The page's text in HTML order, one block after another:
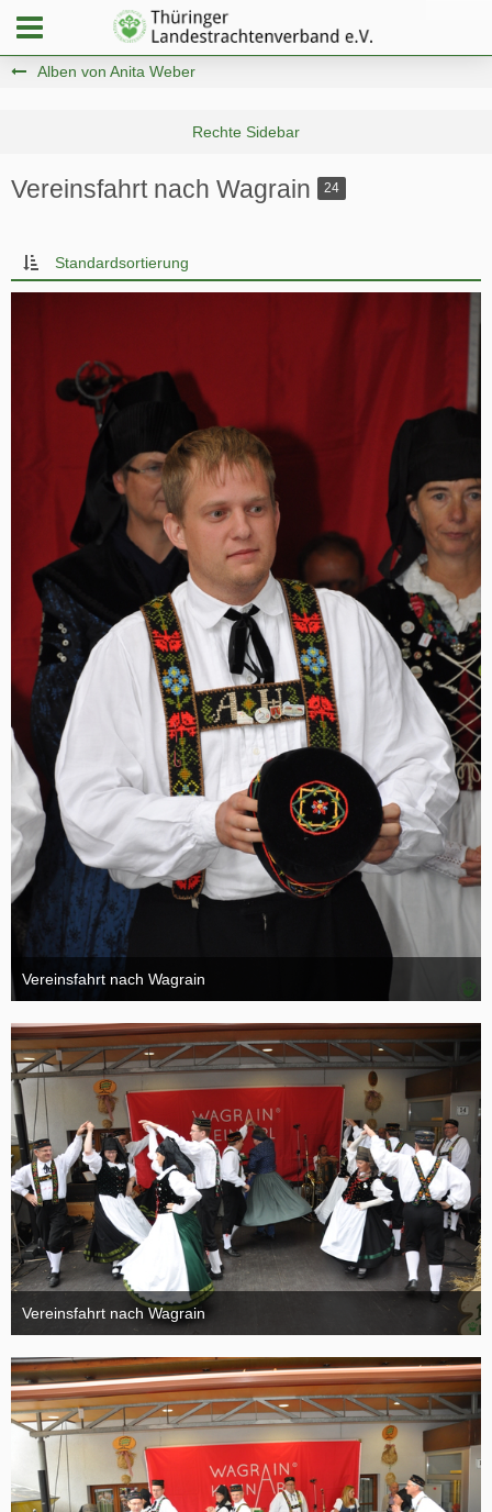
Alben von Anita Weber
Vereinsfahrt nach Wagrain 24
Standardsortierung
Vereinsfahrt nach Wagrain
4. Oktober 2015
Vereinsfahrt nach Wagrain
4. Oktober 2015